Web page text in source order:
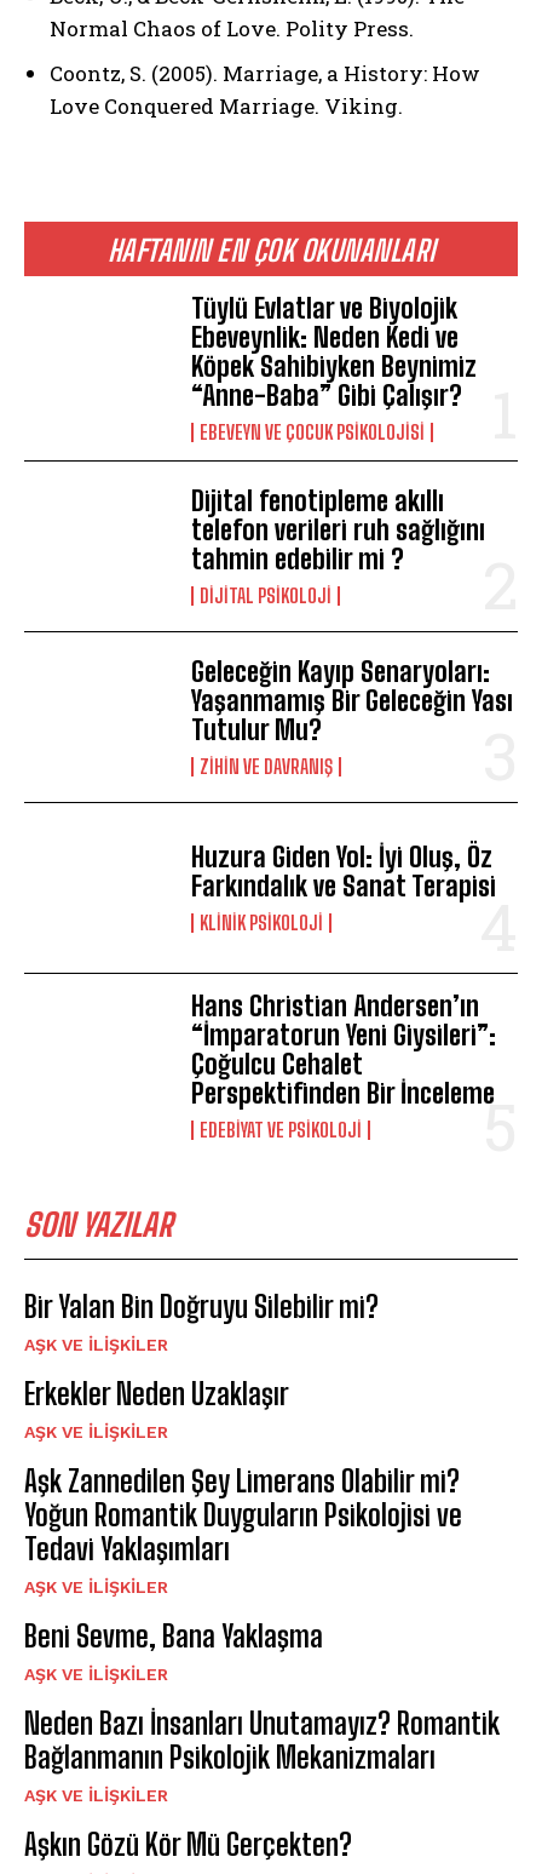
HAFTANIN EN ÇOK OKUNANLARI
Tüylü Evlatlar ve Biyolojik
Ebeveynlik: Neden Kedi ve
Köpek Sahibiyken Beynimiz
“Anne-Baba” Gibi Çalışır?
EBEVEYN VE ÇOCUK PSIKOLOJISI
Dijital fenotipleme akıllı
telefon verileri ruh sağlığını
tahmin edebilir mi ?
DIJITAL PSIKOLOJI
Geleceğin Kayıp Senaryoları:
Yaşanmamış Bir Geleceğin Yası
Tutulur Mu?
⁠ZIHIN VE DAVRANIŞ
Huzura Giden Yol: İyi Oluş, Öz
Farkındalık ve Sanat Terapisi
KLINIK PSIKOLOJI
Hans Christian Andersen’ın
“İmparatorun Yeni Giysileri”:
Çoğulcu Cehalet
Perspektifinden Bir İnceleme
EDEBIYAT VE PSIKOLOJI
SON YAZILAR
Bir Yalan Bin Doğruyu Silebilir mi?
AŞK VE İLIŞKILER
Erkekler Neden Uzaklaşır
AŞK VE İLIŞKILER
Aşk Zannedilen Şey Limerans Olabilir mi?
Yoğun Romantik Duyguların Psikolojisi ve
Tedavi Yaklaşımları
AŞK VE İLIŞKILER
Beni Sevme, Bana Yaklaşma
AŞK VE İLIŞKILER
Neden Bazı İnsanları Unutamayız? Romantik
Bağlanmanın Psikolojik Mekanizmaları
AŞK VE İLIŞKILER
Aşkın Gözü Kör Mü Gerçekten?
Normal Chaos of Love. Polity Press.
Coontz, S. (2005). Marriage, a History: How
Love Conquered Marriage. Viking.